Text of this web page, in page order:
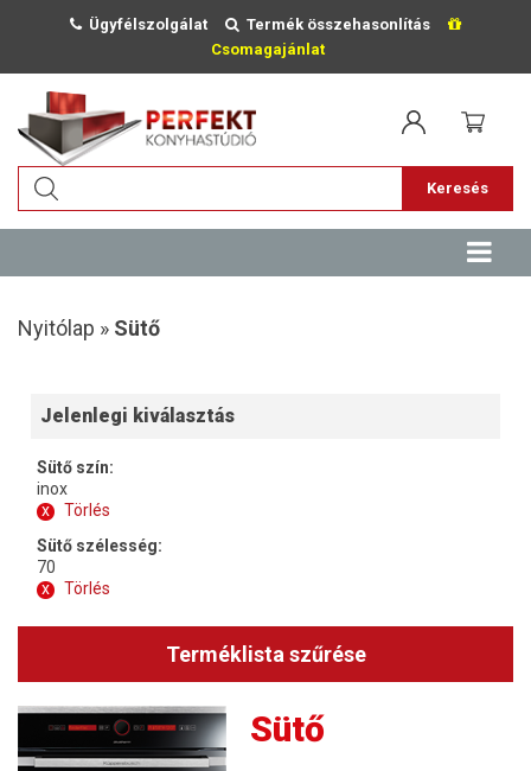
Ügyfélszolgálat
Termék összehasonlítás
Csomagajánlat
Keresés
Nyitólap » Sütő
Jelenlegi kiválasztás
Sütő szín:
inox
x
Törlés
Sütő szélesség:
70
x
Törlés
Terméklista szűrése
Sütő